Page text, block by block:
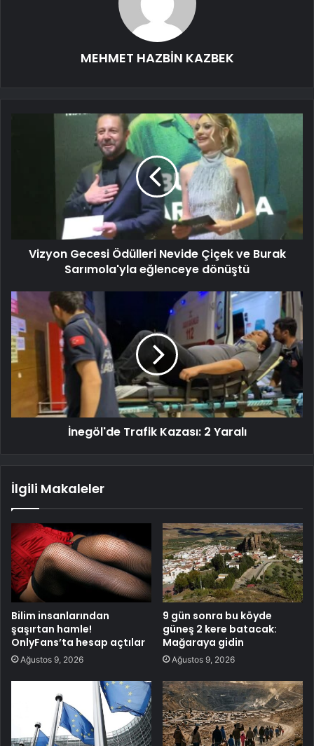
MEHMET HAZBİN KAZBEK
Vizyon Gecesi Ödülleri Nevide Çiçek ve Burak
Sarımola'yla eğlenceye dönüştü
İnegöl'de Trafik Kazası: 2 Yaralı
İlgili Makaleler
Bilim insanlarından
şaşırtan hamle!
OnlyFans’ta hesap açtılar
Ağustos 9, 2026
9 gün sonra bu köyde
güneş 2 kere batacak:
Mağaraya gidin
Ağustos 9, 2026